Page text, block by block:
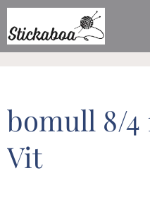
bomull 8/4
Vit